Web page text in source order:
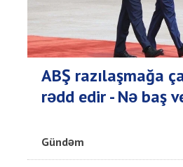
ABŞ razılaşmağa
rədd edir - Nə baş
Gündəm